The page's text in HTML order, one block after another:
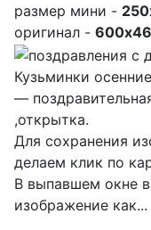
размер мини -
оригинал -
Кузьминки
—
,открытка.
Для сохранения
делаем клик по
В выпавшем окне
изображение как...